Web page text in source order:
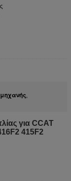
,
για CCAT
415F2